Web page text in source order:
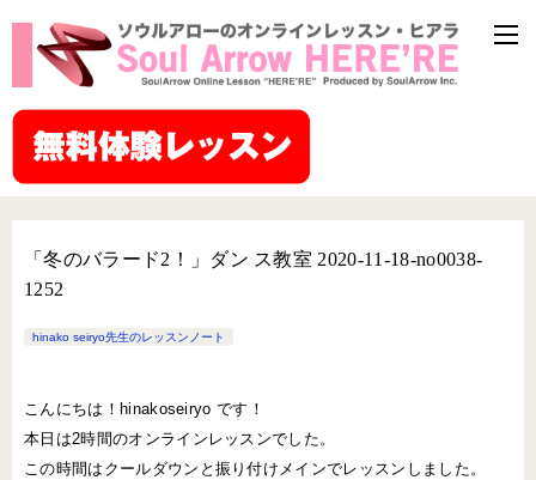
「冬のバラード2！」ダン ス教室 2020-11-18-no0038-
1252
hinako seiryo先生のレッスンノート
こんにちは！hinakoseiryo です！
本日は2時間のオンラインレッスンでした。
この時間はクールダウンと振り付けメインでレッスンしました。